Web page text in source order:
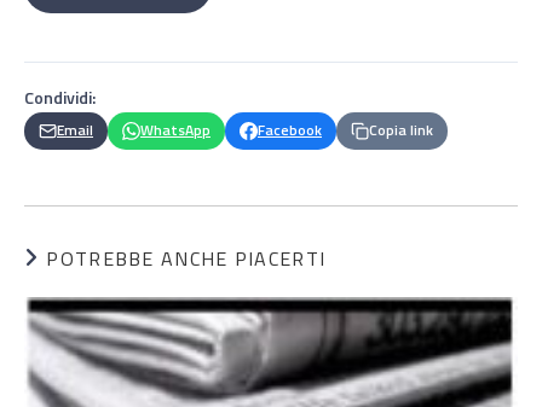
Condividi:
Email WhatsApp Facebook Copia link
POTREBBE ANCHE PIACERTI